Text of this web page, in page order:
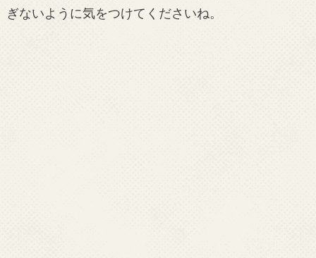
ぎないように気をつけてくださいね。